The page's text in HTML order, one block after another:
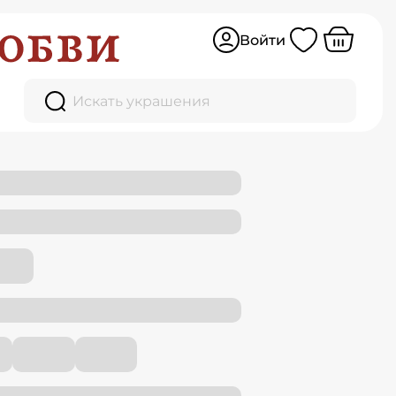
Войти
Искать украшения